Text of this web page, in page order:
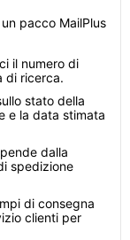
pacco MailPlus
il numero di
di ricerca.
stato della
e la data stimata
dalla
spedizione
di consegna
clienti per